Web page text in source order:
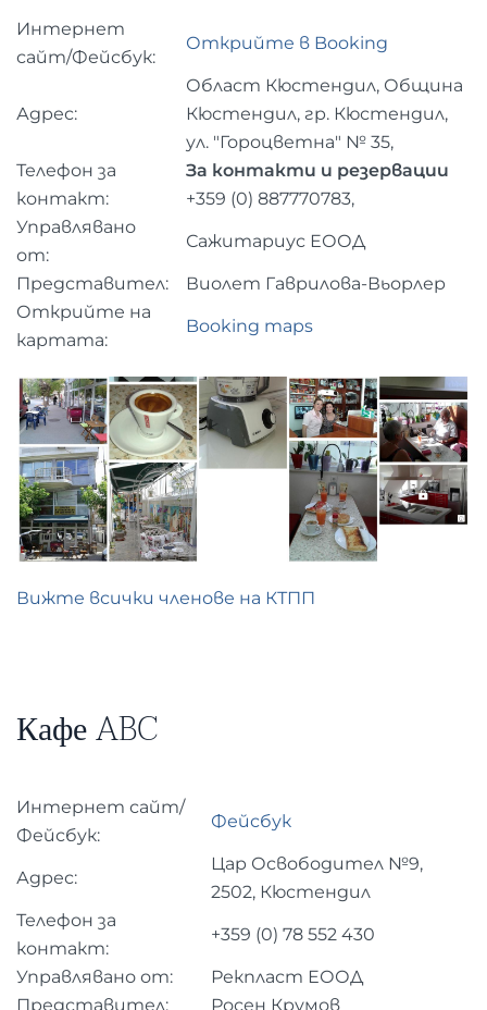
Интернет
сайт/Фейсбук:
Открийте в Booking
Адрес:
Област Кюстендил, Община
Кюстендил, гр. Кюстендил,
ул. "Гороцветна" № 35,
Телефон за
контакт:
За контакти и резервации
+359 (0) 887770783,
Управлявано
от:
Сажитариус ЕООД
Представител:
Виолет Гаврилова-Вьорлер
Открийте на
картата:
Booking maps
Вижте всички членове на КТПП
Кафе ABC
Интернет сайт/
Фейсбук:
Фейсбук
Адрес:
Цар Освободител №9,
2502, Кюстендил
Телефон за
контакт:
+359 (0) 78 552 430
Управлявано от:
Рекпласт ЕООД
Представител:
Росен Крумов